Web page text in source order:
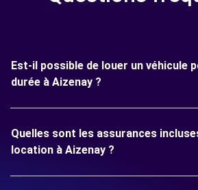
Est-il possible de louer un véhicule
durée à Aizenay ?
Quelles sont les assurances
location à Aizenay ?